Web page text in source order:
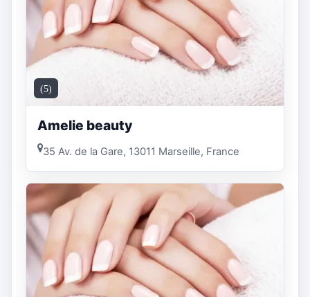
(5)
Amelie beauty
35 Av. de la Gare, 13011 Marseille, France